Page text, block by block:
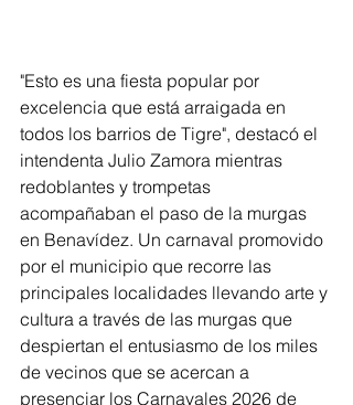
"Esto es una fiesta popular por
excelencia que está arraigada en
todos los barrios de Tigre", destacó el
intendenta Julio Zamora mientras
redoblantes y trompetas
acompañaban el paso de la murgas
en Benavídez. Un carnaval promovido
por el municipio que recorre las
principales localidades llevando arte y
cultura a través de las murgas que
despiertan el entusiasmo de los miles
de vecinos que se acercan a
presenciar los Carnavales 2026 de